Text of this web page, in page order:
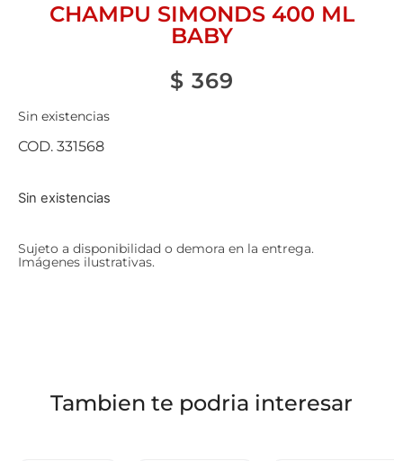
CHAMPU SIMONDS 400 ML
BABY
$ 369
Sin existencias
COD. 331568
Sin existencias
Sujeto a disponibilidad o demora en la entrega.
Imágenes ilustrativas.
Tambien te podria interesar